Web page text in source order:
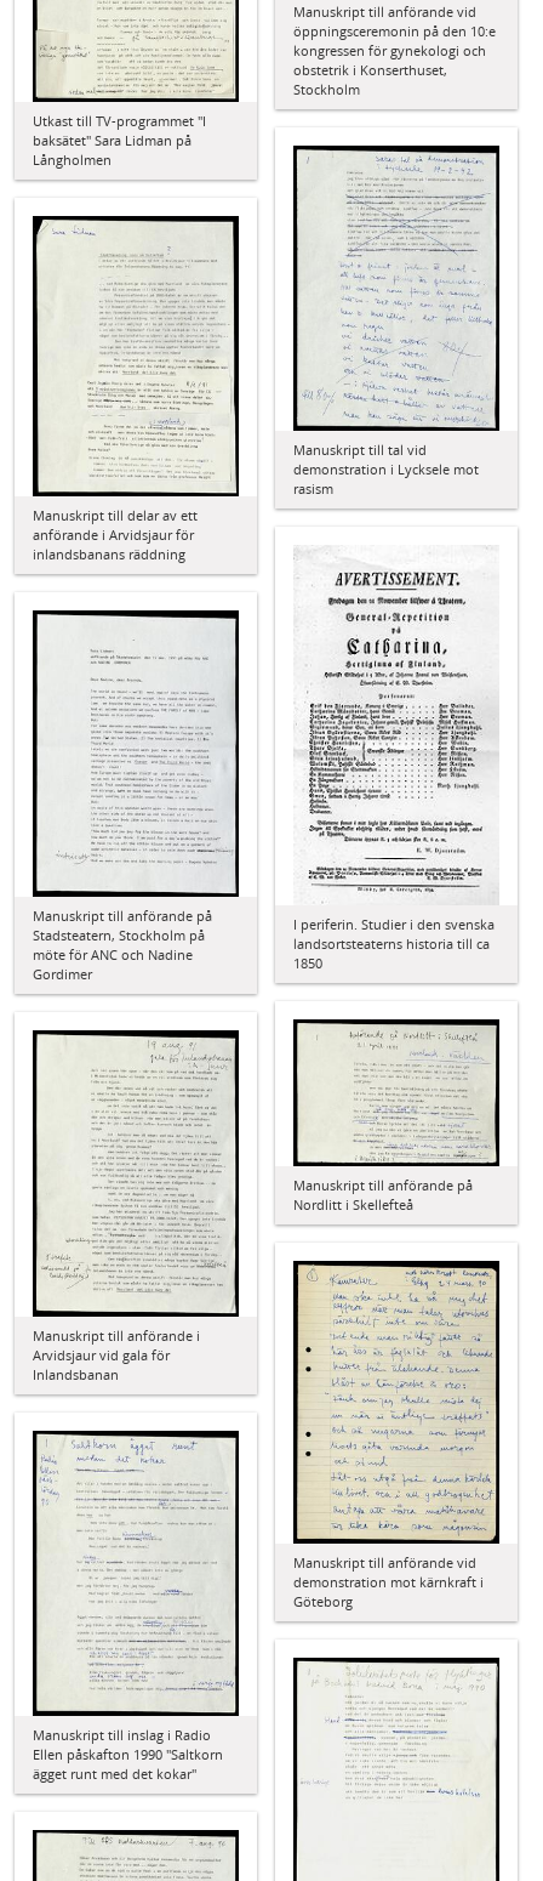
Manuskript till anförande vid
öppningsceremonin på den 10:e
kongressen för gynekologi och
obstetrik i Konserthuset,
Stockholm
Utkast till TV-programmet "I
baksätet" Sara Lidman på
Långholmen
Manuskript till tal vid
demonstration i Lycksele mot
rasism
Manuskript till delar av ett
anförande i Arvidsjaur för
inlandsbanans räddning
I periferin. Studier i den svenska
landsortsteaterns historia till ca
1850
Manuskript till anförande på
Stadsteatern, Stockholm på
möte för ANC och Nadine
Gordimer
Manuskript till anförande på
Nordlitt i Skellefteå
Manuskript till anförande i
Arvidsjaur vid gala för
Inlandsbanan
Manuskript till anförande vid
demonstration mot kärnkraft i
Göteborg
Manuskript till inslag i Radio
Ellen påskafton 1990 "Saltkorn
ägget runt med det kokar"